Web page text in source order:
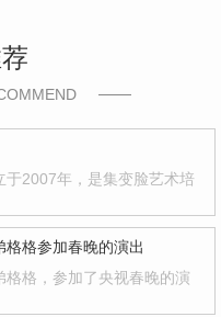
于2007年，是集变脸艺术培
格参加春晚的演出
格格，参加了央视春晚的演